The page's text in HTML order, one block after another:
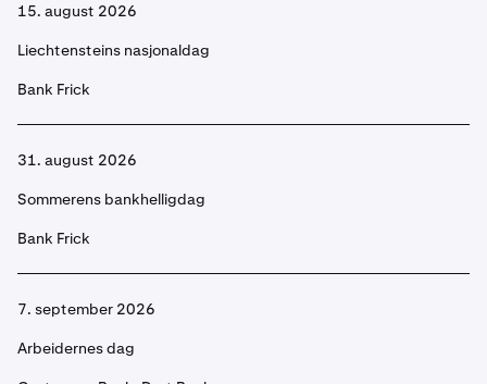
15. august 2026
Liechtensteins nasjonaldag
Bank Frick
31. august 2026
Sommerens bankhelligdag
Bank Frick
7. september 2026
Arbeidernes dag